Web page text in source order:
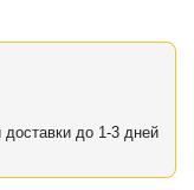
до 1-3 дней